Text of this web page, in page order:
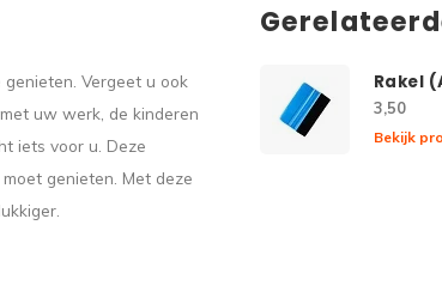
Vergeet u ook
uw werk, de kinderen
iets voor u. Deze
genieten. Met deze
Rakel
3,50
Bekijk